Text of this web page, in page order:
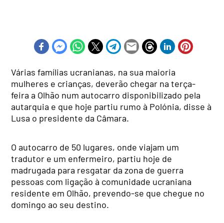
Várias famílias ucranianas, na sua maioria
mulheres e crianças, deverão chegar na terça-
feira a Olhão num autocarro disponibilizado pela
autarquia e que hoje partiu rumo à Polónia, disse à
Lusa o presidente da Câmara.
O autocarro de 50 lugares, onde viajam um
tradutor e um enfermeiro, partiu hoje de
madrugada para resgatar da zona de guerra
pessoas com ligação à comunidade ucraniana
residente em Olhão, prevendo-se que chegue no
domingo ao seu destino.